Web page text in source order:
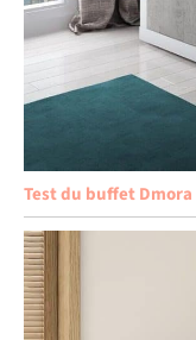
Test du buffet